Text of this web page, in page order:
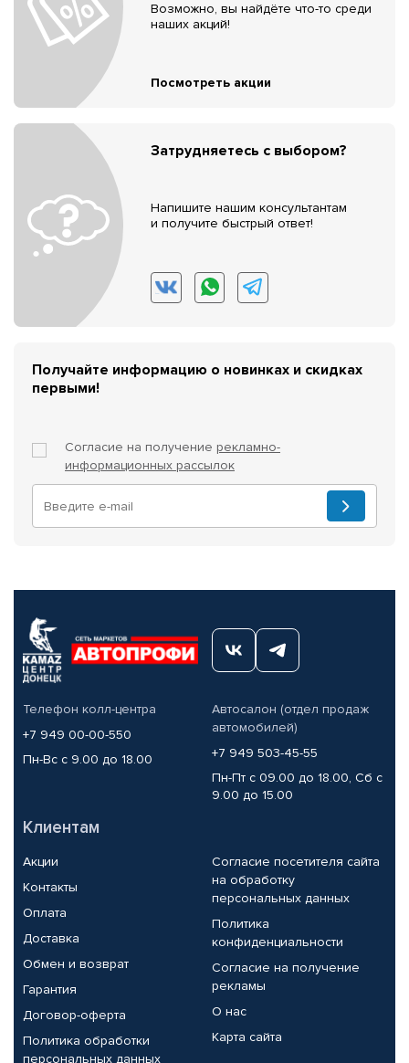
Возможно, вы найдёте что-то среди
наших акций!
Посмотреть акции
Затрудняетесь с выбором?
Напишите нашим консультантам
и получите быстрый ответ!
Получайте информацию о новинках и скидках
первыми!
Согласие на получение рекламно-
информационных рассылок
Телефон колл-центра
+7 949 00-00-550
Пн-Вс с 9.00 до 18.00
Автосалон (отдел продаж
автомобилей)
+7 949 503-45-55
Пн-Пт с 09.00 до 18.00, Сб с
9.00 до 15.00
Клиентам
Акции
Контакты
Оплата
Доставка
Обмен и возврат
Гарантия
Договор-оферта
Политика обработки
персональных данных
Согласие посетителя сайта
на обработку
персональных данных
Политика
конфиденциальности
Согласие на получение
рекламы
О нас
Карта сайта